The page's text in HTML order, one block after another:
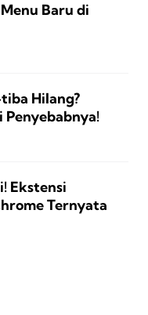
Baru di
Hilang?
Penyebabnya!
Ekstensi
Ternyata